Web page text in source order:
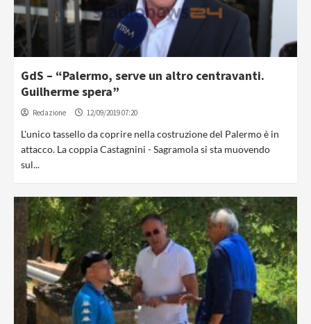
GdS – “Palermo, serve un altro centravanti.
Guilherme spera”
Redazione 12/09/2019 07:20
L'unico tassello da coprire nella costruzione del Palermo è in
attacco. La coppia Castagnini - Sagramola si sta muovendo
sul...